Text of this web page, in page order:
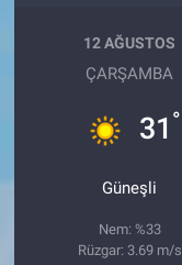
12 AĞUSTOS
ÇARŞAMBA
31 °
Güneşli
Nem: %33
Rüzgar: 3.69 m/s